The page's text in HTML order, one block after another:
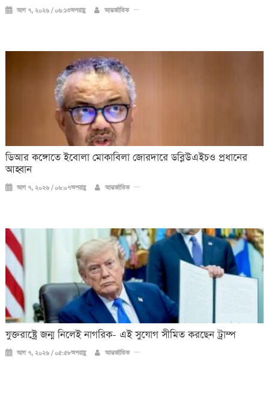
আগ ৭, ২০২৬ / ০৬:১৩অপরাহ্ণ আন্তর্জাতিক
ডিআর কঙ্গোতে ইবোলা মোকাবিলা জোরদারে ডব্লিউএইচও প্রধানের
আহ্বান
আগ ৭, ২০২৬ / ০৬:০৭অপরাহ্ণ আন্তর্জাতিক
যুক্তরাষ্ট্রে জন্ম নিলেই নাগরিক- এই সুযোগ সীমিত করছেন ট্রাম্প
আগ ৭, ২০২৬ / ০৫:৫৮অপরাহ্ণ আন্তর্জাতিক